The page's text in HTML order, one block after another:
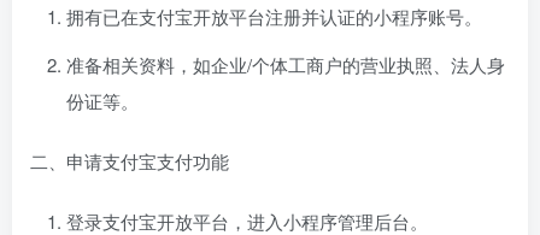
拥有已在支付宝开放平台注册并认证的小程序账号。
准备相关资料，如企业/个体工商户的营业执照、法人身
份证等。
二、申请支付宝支付功能
登录支付宝开放平台，进入小程序管理后台。